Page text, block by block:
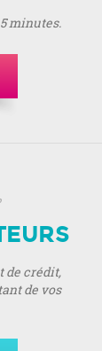
minutes.
de crédit,
de vos